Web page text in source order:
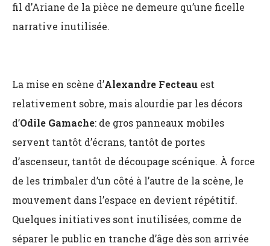
fil d’Ariane de la pièce ne demeure qu’une ficelle
narrative inutilisée.
La mise en scène d’Alexandre Fecteau est
relativement sobre, mais alourdie par les décors
d’Odile Gamache: de gros panneaux mobiles
servent tantôt d’écrans, tantôt de portes
d’ascenseur, tantôt de découpage scénique. À force
de les trimbaler d’un côté à l’autre de la scène, le
mouvement dans l’espace en devient répétitif.
Quelques initiatives sont inutilisées, comme de
séparer le public en tranche d’âge dès son arrivée